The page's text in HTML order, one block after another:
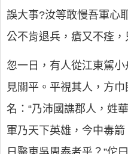
誤大事?汝等敢慢吾軍心
公不肯退兵，瘡又不痊，
忽一日，有人從江東駕小
見關平。平視其人，方
名：“乃沛國譙郡人，姓
軍乃天下英雄，今中毒箭